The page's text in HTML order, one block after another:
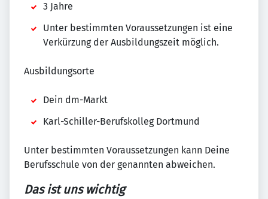
3 Jahre
Unter bestimmten Voraussetzungen ist eine
Verkürzung der Ausbildungszeit möglich.
Ausbildungsorte
Dein dm-Markt
Karl-Schiller-Berufskolleg Dortmund
Unter bestimmten Voraussetzungen kann Deine
Berufsschule von der genannten abweichen.
Das ist uns wichtig